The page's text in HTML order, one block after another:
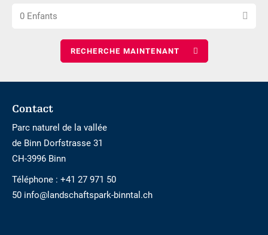
nuits
nombre
Choisissez
0 Enfants
Footer
Contact
Parc naturel de la vallée
de Binn Dorfstrasse 31
CH-3996 Binn
Téléphone : +41 27 971 50
50 info@landschaftspark-binntal.ch